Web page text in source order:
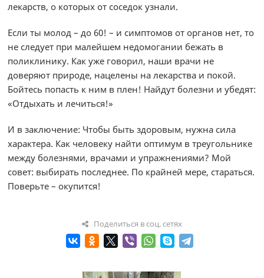
лекарств, о которых от соседок узнали.
Если ты молод – до 60! – и симптомов от органов нет, то
не следует при малейшем недомогании бежать в
поликлинику. Как уже говорил, наши врачи не
доверяют природе, нацелены на лекарства и покой.
Бойтесь попасть к ним в плен! Найдут болезни и убедят:
«Отдыхать и лечиться!»
И в заключение: Чтобы быть здоровым, нужна сила
характера. Как человеку найти оптимум в треугольнике
между болезнями, врачами и упражнениями? Мой
совет: выбирать последнее. По крайней мере, стараться.
Поверьте – окупится!
Поделиться в соц. сетях